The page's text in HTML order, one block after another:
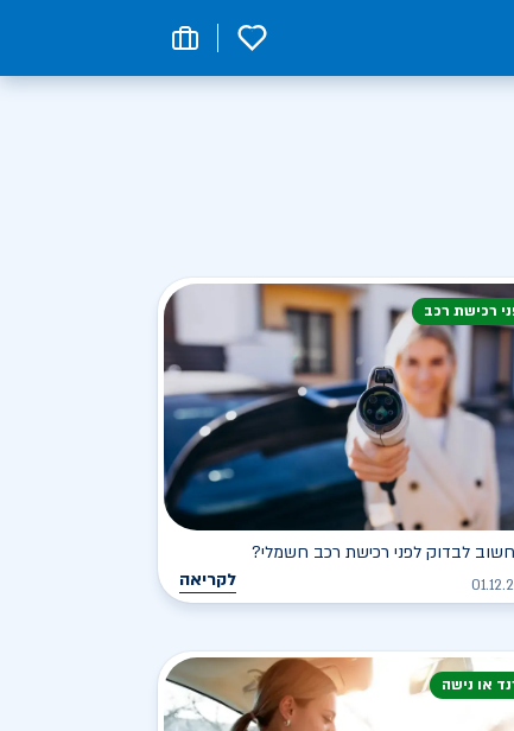
0
רכישת רכב
לבדוק לפני רכישת רכב חשמלי?
לקריאה
או נישה